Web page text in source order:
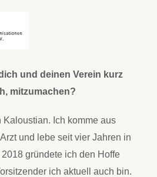
und deinen Verein kurz
mitzumachen?
Kaloustian. Ich komme aus
und lebe seit vier Jahren in
gründete ich den Hoffe
ich aktuell auch bin.